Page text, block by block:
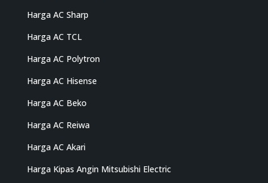
Harga AC Sharp
Harga AC TCL
Harga AC Polytron
Harga AC Hisense
Harga AC Beko
Harga AC Reiwa
Harga AC Akari
Harga Kipas Angin Mitsubishi Electric